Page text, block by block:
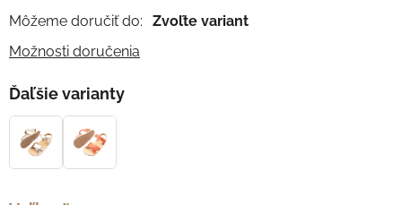
Môžeme doručiť do:
Zvoľte variant
Možnosti doručenia
Ďaľšie varianty